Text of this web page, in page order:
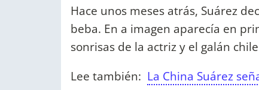
Hace unos meses atrás, Suárez
beba. En a imagen aparecía en
sonrisas de la actriz y el galán
Lee también: La China Suárez